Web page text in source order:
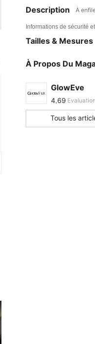
/ 35 in, Couleur: Bleu marine,
Description À
Informations de sécurité
Tailles & Mesures
À Propos Du
GlowEve
4,69
4,69
4,69 Evaluation
a***1
4,69
4,69
Tous les